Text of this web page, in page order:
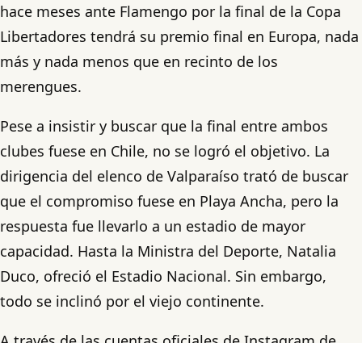
hace meses ante Flamengo por la final de la Copa
Libertadores tendrá su premio final en Europa, nada
más y nada menos que en recinto de los
merengues.
Pese a insistir y buscar que la final entre ambos
clubes fuese en Chile, no se logró el objetivo. La
dirigencia del elenco de Valparaíso trató de buscar
que el compromiso fuese en Playa Ancha, pero la
respuesta fue llevarlo a un estadio de mayor
capacidad. Hasta la Ministra del Deporte, Natalia
Duco, ofreció el Estadio Nacional. Sin embargo,
todo se inclinó por el viejo continente.